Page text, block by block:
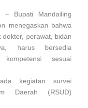
– Bupati Mandailing
menegaskan bahwa
perawat, bidan
harus bersedia
sesuai
kegiatan survei
Daerah (RSUD)